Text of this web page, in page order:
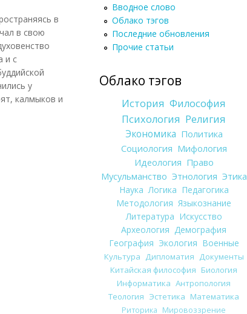
в
в свою
и с
у
калмыков и
Вводное слово
Облако тэгов
Последние обновления
Прочие статьи
Облако тэгов
История Философия
Психология Религия
Экономика Политика
Социология Мифология
Идеология Право
Мусульманство Этнология Этика
Наука Логика Педагогика
Методология Языкознание
Литература Искусство
Археология Демография
География Экология Военные
Культура Дипломатия Документы
Китайская философия Биология
Информатика Антропология
Теология Эстетика Математика
Риторика Мировоззрение